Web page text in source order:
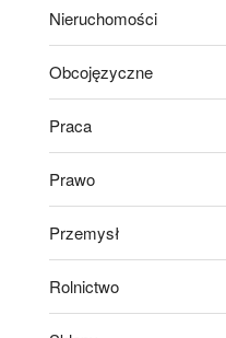
Nieruchomości
Obcojęzyczne
Praca
Prawo
Przemysł
Rolnictwo